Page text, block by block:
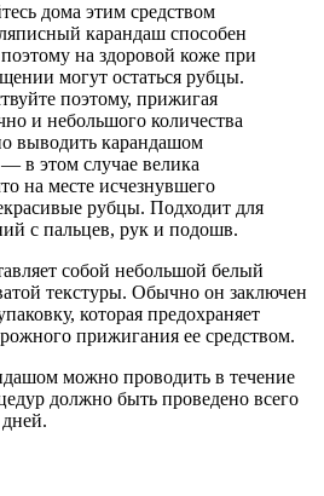
дома этим средством
карандаш способен
на здоровой коже при
могут остаться рубцы.
поэтому, прижигая
и небольшого количества
выводить карандашом
в этом случае велика
на месте исчезнувшего
рубцы. Подходит для
с пальцев, рук и подошв.
собой небольшой белый
текстуры. Обычно он заключен
которая предохраняет
прижигания ее средством.
можно проводить в течение
должно быть проведено всего